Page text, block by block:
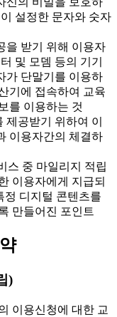
설정한 문자와 숫자
을 받기 위해 이용자
및 모뎀 등의 기기
가 단말기를 이용하
기에 접속하여 교육
를 이용하는 것
공받기 위하여 이
이용자간의 체결하
스 중 마일리지 적립
이용자에게 지급되
정 디지털 콘텐츠를
만들어진 포인트
)
이용신청에 대한 교